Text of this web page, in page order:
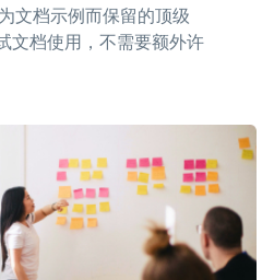
文档示例而保留的顶级
文档使用，不需要额外许